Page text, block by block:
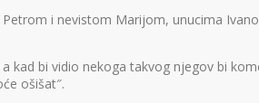
i nevistom Marijom, unucima
kad bi vidio nekoga takvog njegov bi
ošišat″.